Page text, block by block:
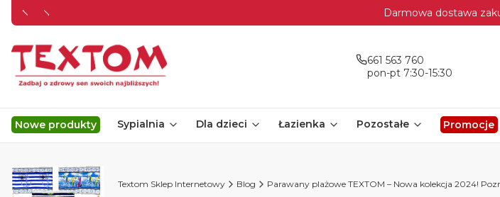
Darmowa dostawa
661 563 760
pon-pt 7:30-15:30
Nowe produkty Sypialnia Dla dzieci Łazienka Pozostałe Promocje
Textom Sklep Internetowy Blog Parawany plażowe TEXTOM – Nowa kolekcja 2024!